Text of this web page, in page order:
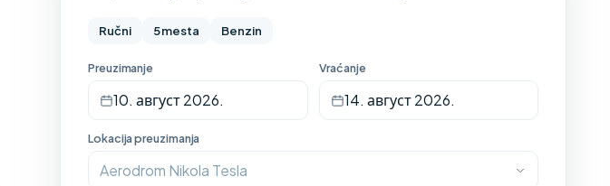
Ručni 5 mesta Benzin
Preuzimanje
10. август 2026.
Vraćanje
14. август 2026.
Lokacija preuzimanja
Aerodrom Nikola Tesla